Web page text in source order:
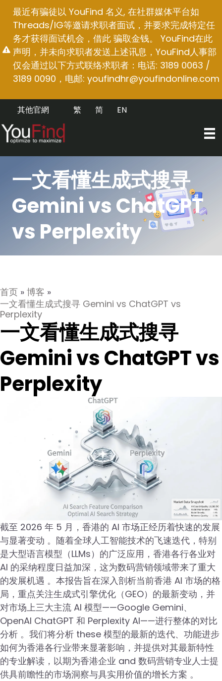
最近有骗徒以 YouFind 名义, 在社群媒体平台如
Threads/IG等邀请求职者面试，并要求完成特定任
务才获得面试机会，借此 骗取金钱。 YouFind在此
声明，并未向求职者发送上述讯息，YouFind人事部
仅会通过以下方式联络求职者：电话: 3189 0063 /
3189 0090，电邮: youfindhr@youfindonline.com
其他官網 EN
简
繁
一文看懂生成式搜寻
Gemini vs ChatGPT
vs Perplexity
首页 » 博客 »
一文看懂生成式搜寻 Gemini vs ChatGPT vs
Perplexity
一文看懂生成式搜寻
Gemini vs ChatGPT vs
Perplexity
截至 2026 年 5 月，香港的 AI 市场正经历着快速的发展
与显著变动 。随着全球人工智能技术的飞速迭代，特别
是大型语言模型（LLMs）的广泛应用，香港各行各业对
AI 的采纳程度日益加深，这为数码营销领域带来了重大
的发展机遇 。本报告旨在深入剖析当前香港 AI 市场的格
局，重点关注生成式引擎优化（GEO）的最新变动，并
对市场上三大主流 AI 模型——Google Gemini、
OpenAI ChatGPT 和 Perplexity AI——进行整体的对比
分析 。我们将分析 these 模型的最新的迭代、功能进步
如何为香港各行业带来显著影响，并提供对其最新特性
的专业解读，以期为香港企业 and 数码营销专业人士提
供具前瞻性的市场洞察与具实用价值的增长方案 。